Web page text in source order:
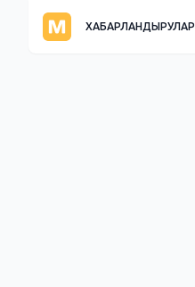
ХАБАРЛАНДЫРУЛАР